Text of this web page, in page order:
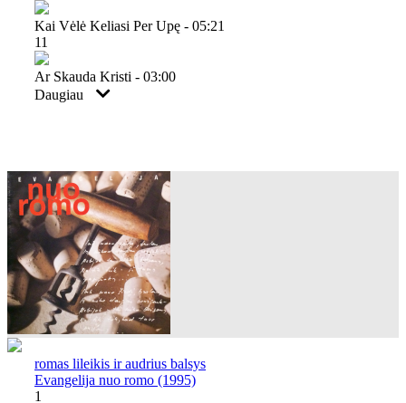
Kai Vėlė Keliasi Per Upę - 05:21
11
Ar Skauda Kristi - 03:00
Daugiau
romas lileikis ir audrius balsys
Evangelija nuo romo (1995)
1